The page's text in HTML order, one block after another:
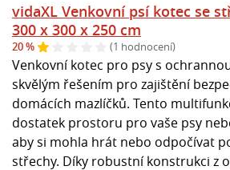
vidaXL Venkovní psí kotec se
300 x 300 x 250 cm
20 % (1 hodnocení)
Venkovní kotec pro psy s
skvělým řešením pro zajištění
domácích mazlíčků. Tento
dostatek prostoru pro vaše psy
aby si mohla hrát nebo odpočívat
střechy. Díky robustní konstrukci z